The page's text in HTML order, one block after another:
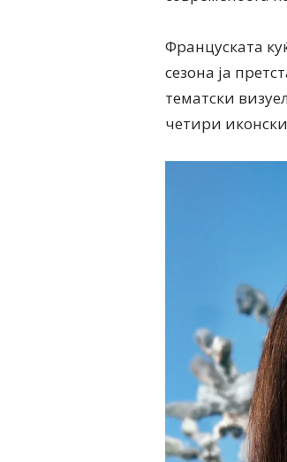
Француската
сезона ја
тематски
четири